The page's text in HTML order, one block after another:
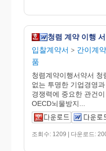
청렴 계약 이행
입찰계약서 > 간이계
품
청렴계약이행서약서 청
없는 투명한 기업경영
경쟁력에 중요한 관건
OECD뇌물방지...
조회수: 1209 | 다운로드: